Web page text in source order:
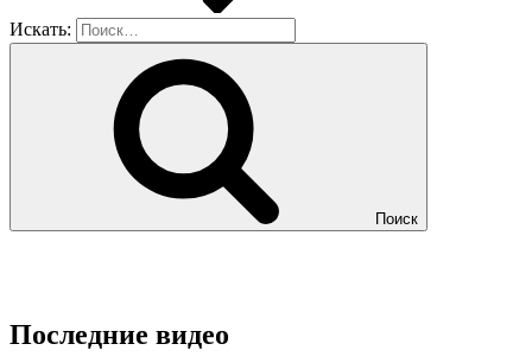
Искать:
Поиск
Последние видео